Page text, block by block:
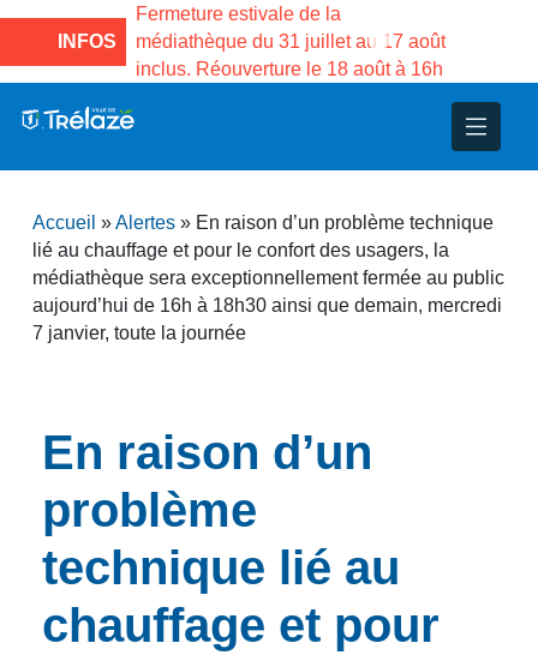
INFOS
la Maison des
de Gama du
Fermeture estivale de la
médiathèque du 31 juillet au 17 août
inclus. Réouverture le 18 août à 16h
et d’animations
Projets
– Jumelage
Patrimoine
Accueil »Alertes » En raison d’un problème technique
lié au chauffage et pour le confort des usagers, la
médiathèque sera exceptionnellement fermée au public
aujourd’hui de 16h à 18h30 ainsi que demain, mercredi
7 janvier, toute la journée
En raison d’un
problème
technique lié au
chauffage et pour